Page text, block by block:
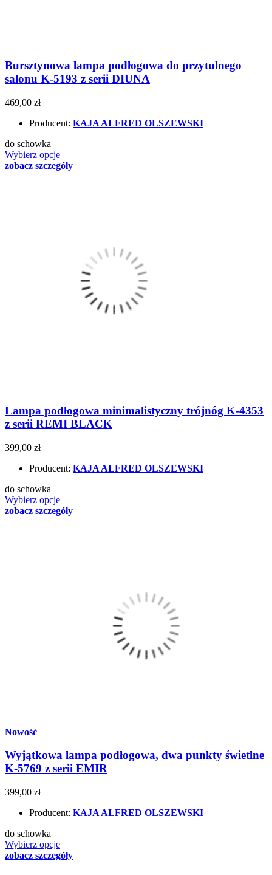
Bursztynowa lampa podłogowa do przytulnego
salonu K-5193 z serii DIUNA
469,00 zł
Producent: KAJA ALFRED OLSZEWSKI
do schowka
Wybierz opcje
zobacz szczegóły
Lampa podłogowa minimalistyczny trójnóg K-4353
z serii REMI BLACK
399,00 zł
Producent: KAJA ALFRED OLSZEWSKI
do schowka
Wybierz opcje
zobacz szczegóły
Nowość
Wyjątkowa lampa podłogowa, dwa punkty świetlne
K-5769 z serii EMIR
399,00 zł
Producent: KAJA ALFRED OLSZEWSKI
do schowka
Wybierz opcje
zobacz szczegóły